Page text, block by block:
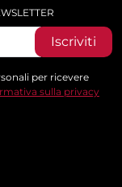
Iscriviti
per ricevere
sulla privacy